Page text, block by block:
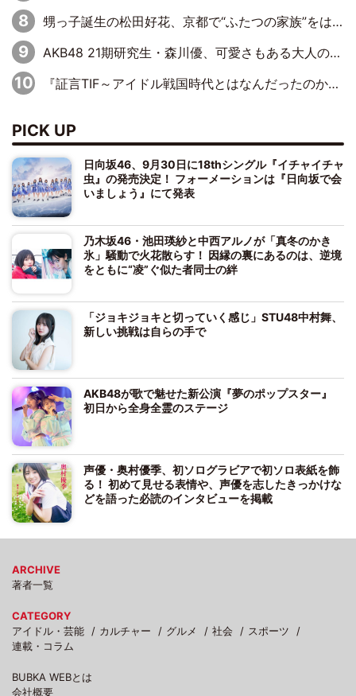
甥っ子誕生の松田好花、京都で“ふたつの家族”をはしご！ “母”黒谷友香に見送られ、“父”松岡昌宏とはハシゴ酒
AKB48 21期研究生・森川優、可愛さもある大人の女性に
『証言TIF～アイドル戦国時代とはなんだったのか～』第10回：さくら学院・武藤彩未×飯田らうら「正直、中3で辞めるというのを信じてなくて。そう言われてはいたけど、嘘でしょって」
PICK UP
日向坂46、9月30日に18thシングル『イチャイチャ
虫』の発売決定！ フォーメーションは『日向坂で会
いましょう』にて発表
乃木坂46・池田瑛紗と中西アルノが「真冬のかき
氷」騒動で火花散らす！ 因縁の裏にあるのは、逆境
をともに“凌”ぐ似た者同士の絆
「ジョキジョキと切っていく感じ」STU48中村舞、
新しい挑戦は自らの手で
AKB48が歌で魅せた新公演『夢のポップスター』
初日から全身全霊のステージ
声優・奥村優季、初ソログラビアで初ソロ表紙を飾
る！ 初めて見せる表情や、声優を志したきっかけな
どを語った必読のインタビューを掲載
ARCHIVE
著者一覧
CATEGORY
アイドル・芸能
カルチャー グルメ 社会
スポーツ
連載・コラム
BUBKA WEBとは
会社概要